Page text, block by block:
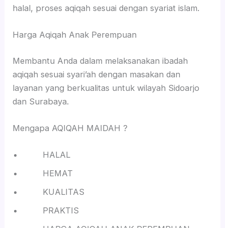
halal, proses aqiqah sesuai dengan syariat islam.
Harga Aqiqah Anak Perempuan
Membantu Anda dalam melaksanakan ibadah
aqiqah sesuai syari’ah dengan masakan dan
layanan yang berkualitas untuk wilayah Sidoarjo
dan Surabaya.
Mengapa AQIQAH MAIDAH ?
HALAL
HEMAT
KUALITAS
PRAKTIS